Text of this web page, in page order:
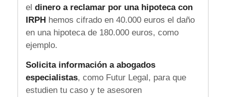
el dinero a reclamar por una hipoteca con
IRPHhemos cifrado en 40.000 euros el daño
en una hipoteca de 180.000 euros, como
ejemplo.
Solicita información a abogados
especialistas, como Futur Legal, para que
estudien tu caso y te asesoren